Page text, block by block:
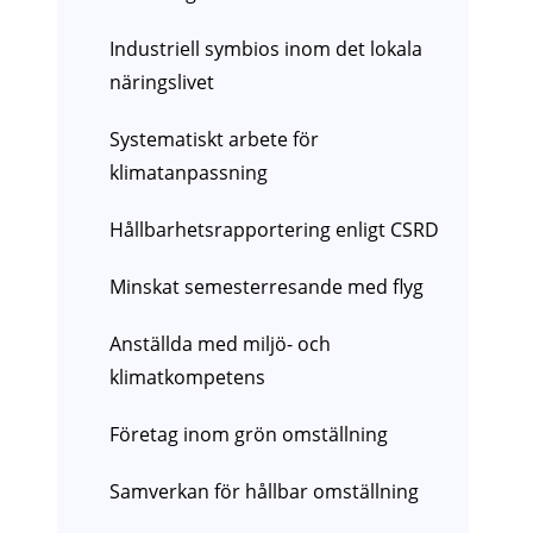
Industriell symbios inom det lokala
näringslivet
Systematiskt arbete för
klimatanpassning
Hållbarhetsrapportering enligt CSRD
Minskat semesterresande med flyg
Anställda med miljö- och
klimatkompetens
Företag inom grön omställning
Samverkan för hållbar omställning